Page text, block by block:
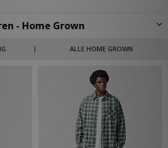
- Home Grown
ALLE HOME GROWN
waarmee we ons verplaatsen en de
is Home Grown een label dat de community
van luxe tot de kringloopwinkel, draait
statements, creativiteit en storytelling.